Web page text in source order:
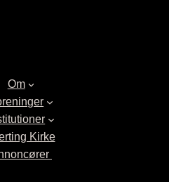
Om
Kirke